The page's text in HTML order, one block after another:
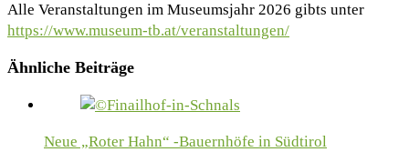
Alle Veranstaltungen im Museumsjahr 2026 gibts unter
https://www.museum-tb.at/veranstaltungen/
Ähnliche Beiträge
Neue „Roter Hahn“ -Bauernhöfe in Südtirol